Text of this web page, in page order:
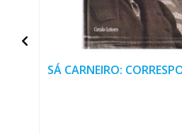
SÁ CARNEIRO: